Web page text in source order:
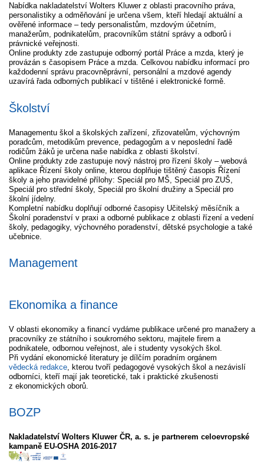
Nabídka nakladatelství Wolters Kluwer z oblasti pracovního práva,
personalistiky a odměňování je určena všem, kteří hledají aktuální a
ověřené informace – tedy personalistům, mzdovým účetním,
manažerům, podnikatelům, pracovníkům státní správy a odborů i
právnické veřejnosti.
Online produkty zde zastupuje odborný portál Práce a mzda, který je
provázán s časopisem Práce a mzda. Celkovou nabídku informací pro
každodenní správu pracovněprávní, personální a mzdové agendy
uzavírá řada odborných publikací v tištěné i elektronické formě.
Školství
Managementu škol a školských zařízení, zřizovatelům, výchovným
poradcům, metodikům prevence, pedagogům a v neposlední řadě
rodičům žáků je určena naše nabídka z oblasti školství.
Online produkty zde zastupuje nový nástroj pro řízení školy – webová
aplikace Řízení školy online, kterou doplňuje tištěný časopis Řízení
školy a jeho pravidelné přílohy: Speciál pro MŠ, Speciál pro ZUŠ,
Speciál pro střední školy, Speciál pro školní družiny a Speciál pro
školní jídelny.
Kompletní nabídku doplňují odborné časopisy Učitelský měsíčník a
Školní poradenství v praxi a odborné publikace z oblasti řízení a vedení
školy, pedagogiky, výchovného poradenství, dětské psychologie a také
učebnice.
Management
Ekonomika a finance
V oblasti ekonomiky a financí vydáme publikace určené pro manažery a
pracovníky ze státního i soukromého sektoru, majitele firem a
podnikatele, odbornou veřejnost, ale i studenty vysokých škol.
Při vydání ekonomické literatury je dílčím poradním orgánem
vědecká redakce , kterou tvoří pedagogové vysokých škol a nezávislí
odborníci, kteří mají jak teoretické, tak i praktické zkušenosti
z ekonomických oborů.
BOZP
Nakladatelství Wolters Kluwer ČR, a. s. je partnerem celoevropské
kampaně EU-OSHA 2016-2017